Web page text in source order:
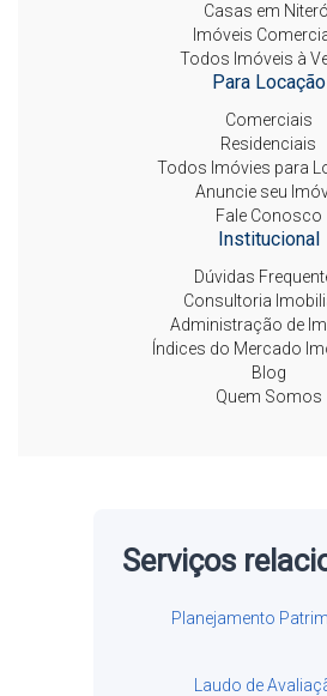
Casas em
Imóveis
Todos Imóveis à
Para Locação
Comerciais
Residenciais
Todos Imóvies para
Anuncie seu
Fale Conosco
Institucional
Dúvidas
Consultoria
Administração de
Índices do Mercado
Blog
Quem Somos
Serviços
Planejamento
Laudo de